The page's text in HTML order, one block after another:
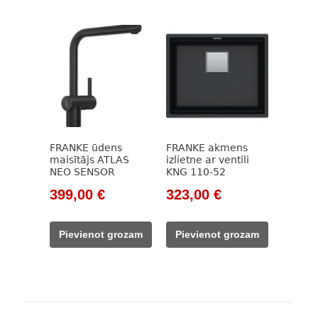
FRANKE ūdens
maisītājs ATLAS
NEO SENSOR
Original
was:
558,00 €.
399,00 €Current
399,00 €.
Pievienot grozam
FRANKE akmens
izlietne ar ventili
KNG 110-52
Original
was:
444,00 €.
323,00 €Current
323,00 €.
Pievienot grozam